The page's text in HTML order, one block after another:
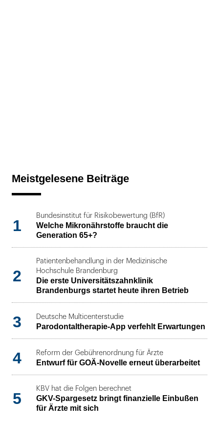
Meistgelesene Beiträge
1
Bundesinstitut für Risikobewertung (BfR)
Welche Mikronährstoffe braucht die
Generation 65+?
2
Patientenbehandlung in der Medizinische
Hochschule Brandenburg
Die erste Universitätszahnklinik
Brandenburgs startet heute ihren Betrieb
3 Deutsche Multicenterstudie
Parodontaltherapie-App verfehlt Erwartungen
4 Reform der Gebührenordnung für Ärzte
Entwurf für GOÄ-Novelle erneut überarbeitet
5
KBV hat die Folgen berechnet
GKV-Spargesetz bringt finanzielle Einbußen
für Ärzte mit sich